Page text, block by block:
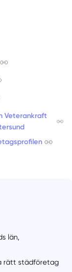
Veterankraft
län,
rätt städföretag